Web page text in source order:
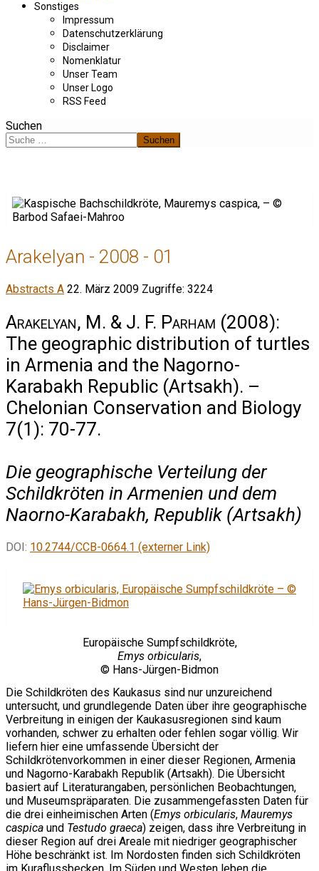
Sonstiges
Impressum
Datenschutzerklärung
Disclaimer
Nomenklatur
Unser Team
Unser Logo
RSS Feed
Suchen
Suchen
Arakelyan - 2008 - 01
Abstracts A 22. März 2009 Zugriffe: 3224
Arakelyan, M. & J. F. Parham (2008):
The geographic distribution of turtles
in Armenia and the Nagorno-
Karabakh Republic (Artsakh). –
Chelonian Conservation and Biology
7(1): 70-77.
Die geographische Verteilung der
Schildkröten in Armenien und dem
Naorno-Karabakh, Republik (Artsakh)
DOI: 10.2744/CCB-0664.1 (externer Link)
Europäische Sumpfschildkröte,
Emys orbicularis,
© Hans-Jürgen-Bidmon
Die Schildkröten des Kaukasus sind nur unzureichend
untersucht, und grundlegende Daten über ihre geographische
Verbreitung in einigen der Kaukasusregionen sind kaum
vorhanden, schwer zu erhalten oder fehlen sogar völlig. Wir
liefern hier eine umfassende Übersicht der
Schildkrötenvorkommen in einer dieser Regionen, Armenia
und Nagorno-Karabakh Republik (Artsakh). Die Übersicht
basiert auf Literaturangaben, persönlichen Beobachtungen,
und Museumspräparaten. Die zusammengefassten Daten für
die drei einheimischen Arten (Emys orbicularis, Mauremys
caspica und Testudo graeca) zeigen, dass ihre Verbreitung in
dieser Region auf drei Areale mit niedriger geographischer
Höhe beschränkt ist. Im Nordosten finden sich Schildkröten